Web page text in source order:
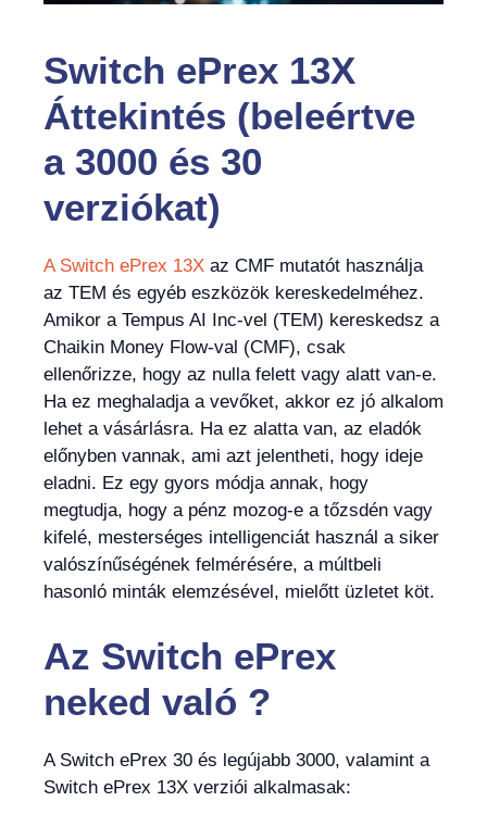
Switch ePrex 13X
Áttekintés (beleértve
a 3000 és 30
verziókat)
A Switch ePrex 13X az CMF mutatót használja
az TEM és egyéb eszközök kereskedelméhez.
Amikor a Tempus AI Inc-vel (TEM) kereskedsz a
Chaikin Money Flow-val (CMF), csak
ellenőrizze, hogy az nulla felett vagy alatt van-e.
Ha ez meghaladja a vevőket, akkor ez jó alkalom
lehet a vásárlásra. Ha ez alatta van, az eladók
előnyben vannak, ami azt jelentheti, hogy ideje
eladni. Ez egy gyors módja annak, hogy
megtudja, hogy a pénz mozog-e a tőzsdén vagy
kifelé, mesterséges intelligenciát használ a siker
valószínűségének felmérésére, a múltbeli
hasonló minták elemzésével, mielőtt üzletet köt.
Az Switch ePrex
neked való ?
A Switch ePrex 30 és legújabb 3000, valamint a
Switch ePrex 13X verziói alkalmasak: